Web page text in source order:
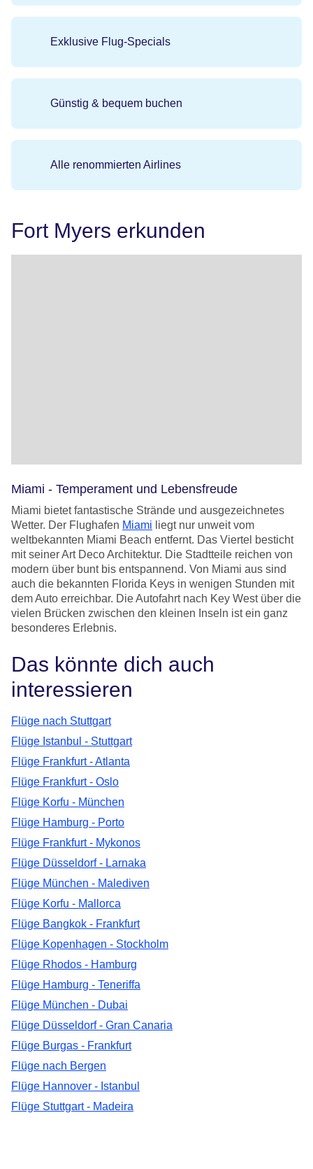
Exklusive Flug-Specials
Günstig & bequem buchen
Alle renommierten Airlines
Fort Myers erkunden
Miami - Temperament und Lebensfreude
Miami bietet fantastische Strände und ausgezeichnetes
Wetter. Der Flughafen Miami liegt nur unweit vom
weltbekannten Miami Beach entfernt. Das Viertel besticht
mit seiner Art Deco Architektur. Die Stadtteile reichen von
modern über bunt bis entspannend. Von Miami aus sind
auch die bekannten Florida Keys in wenigen Stunden mit
dem Auto erreichbar. Die Autofahrt nach Key West über die
vielen Brücken zwischen den kleinen Inseln ist ein ganz
besonderes Erlebnis.
Das könnte dich auch
interessieren
Flüge nach Stuttgart
Flüge Istanbul - Stuttgart
Flüge Frankfurt - Atlanta
Flüge Frankfurt - Oslo
Flüge Korfu - München
Flüge Hamburg - Porto
Flüge Frankfurt - Mykonos
Flüge Düsseldorf - Larnaka
Flüge München - Malediven
Flüge Korfu - Mallorca
Flüge Bangkok - Frankfurt
Flüge Kopenhagen - Stockholm
Flüge Rhodos - Hamburg
Flüge Hamburg - Teneriffa
Flüge München - Dubai
Flüge Düsseldorf - Gran Canaria
Flüge Burgas - Frankfurt
Flüge nach Bergen
Flüge Hannover - Istanbul
Flüge Stuttgart - Madeira